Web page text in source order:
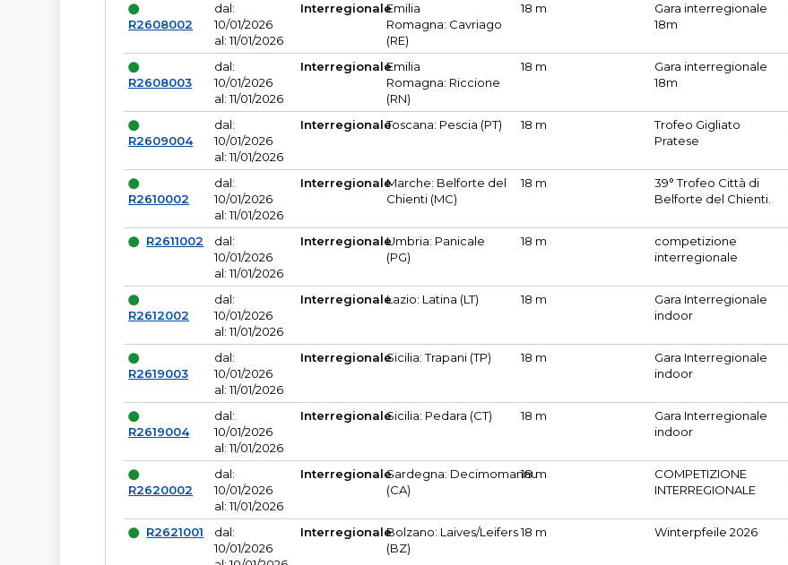
R2608002
dal:
10/01/2026
al: 11/01/2026
InterregionaleEmilia
Romagna: Cavriago
(RE)
18 m
Gara interregionale
18m
R2608003
dal:
10/01/2026
al: 11/01/2026
InterregionaleEmilia
Romagna: Riccione
(RN)
18 m
Gara interregionale
18m
R2609004
dal:
10/01/2026
al: 11/01/2026
InterregionaleToscana: Pescia (PT) 18 m
Trofeo Gigliato
Pratese
R2610002
dal:
10/01/2026
al: 11/01/2026
InterregionaleMarche: Belforte del
Chienti (MC)
18 m
39° Trofeo Città di
Belforte del Chienti.
R2611002
dal:
10/01/2026
al: 11/01/2026
InterregionaleUmbria: Panicale
(PG)
18 m
competizione
interregionale
R2612002
dal:
10/01/2026
al: 11/01/2026
InterregionaleLazio: Latina (LT) 18 m
Gara Interregionale
indoor
R2619003
dal:
10/01/2026
al: 11/01/2026
InterregionaleSicilia: Trapani (TP) 18 m
Gara Interregionale
indoor
R2619004
dal:
10/01/2026
al: 11/01/2026
InterregionaleSicilia: Pedara (CT) 18 m
Gara Interregionale
indoor
R2620002
dal:
10/01/2026
al: 11/01/2026
InterregionaleSardegna: Decimomannu
(CA)
18 m
COMPETIZIONE
INTERREGIONALE
R2621001
dal:
10/01/2026
InterregionaleBolzano: Laives/Leifers
(BZ)
18 m Winterpfeile 2026